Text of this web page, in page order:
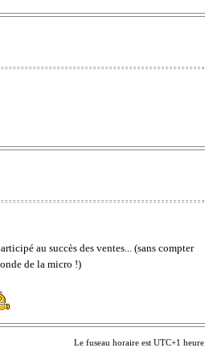
au succès des ventes... (sans compter
de la micro !)
Le fuseau horaire est UTC+1 heure